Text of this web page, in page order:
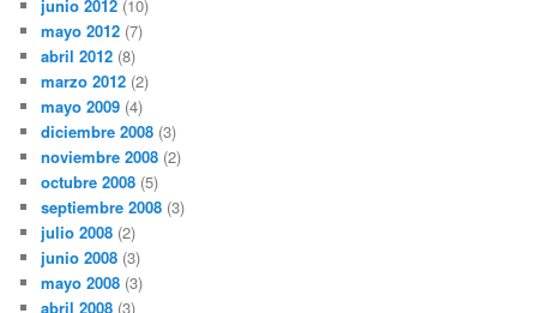
junio 2012 (10)
mayo 2012 (7)
abril 2012 (8)
marzo 2012 (2)
mayo 2009 (4)
diciembre 2008 (3)
noviembre 2008 (2)
octubre 2008 (5)
septiembre 2008 (3)
julio 2008 (2)
junio 2008 (3)
mayo 2008 (3)
abril 2008 (3)